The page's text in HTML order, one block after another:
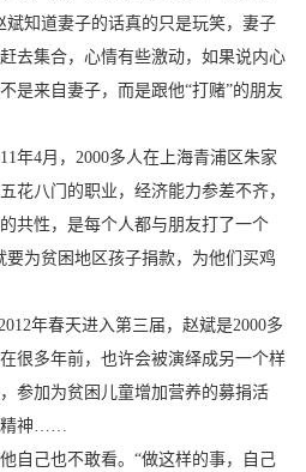
斌知道妻子的话真的只是玩笑，妻子
去集合，心情有些激动，如果说内心
是来自妻子，而是跟他“打赌”的朋友
年4月，2000多人在上海青浦区朱家
花八门的职业，经济能力参差不齐，
共性，是每个人都与朋友打了一个
要为贫困地区孩子捐款，为他们买鸡
年春天进入第三届，赵斌是2000多
很多年前，也许会被演绎成另一个样
参加为贫困儿童增加营养的募捐活
精神……
自己也不敢看。“做这样的事，自己